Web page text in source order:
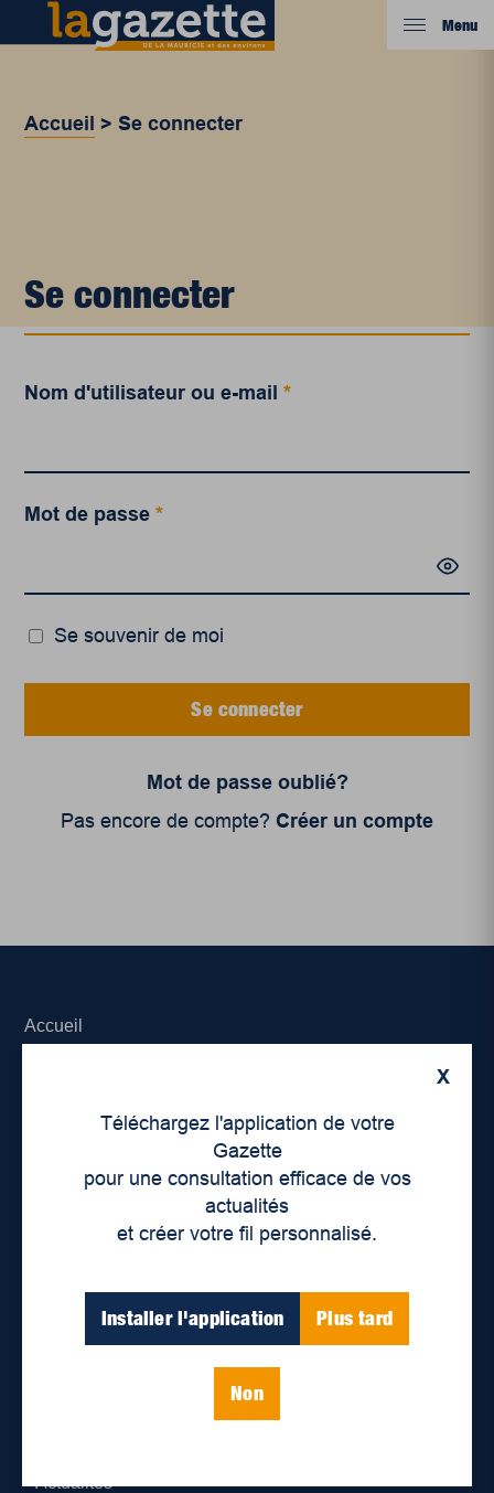
Menu
Accueil >Se connecter
Se connecter
Nom d'utilisateur ou e-mail*
Mot de passe*
Se souvenir de moi
Se connecter
Mot de passe oublié?
Pas encore de compte? Créer un compte
X
Téléchargez l'application de votre
Gazette
pour une consultation efficace de vos
actualités
et créer votre fil personnalisé.
Installer l'application Plus tard
Non
Accueil
Déontologie et confidentialité
Devenir partenaire
Lieux de distribution
Nous joindre
Parutions numériques
Actualités